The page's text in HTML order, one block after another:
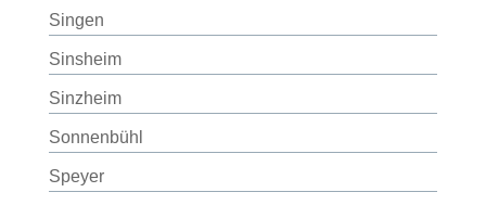
Singen
Sinsheim
Sinzheim
Sonnenbühl
Speyer